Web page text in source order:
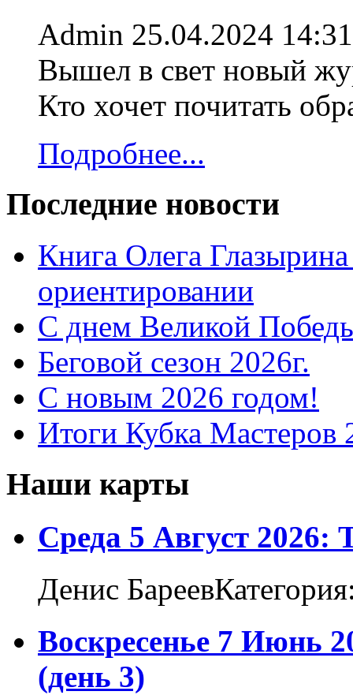
Admin 25.04.2024 14:31
Вышел в свет новый
Кто хочет почитать
Подробнее...
Последние новости
Книга Олега
ориентировании
С днем Великой
Беговой сезон 2026г.
С новым 2026 годом!
Итоги Кубка Мастеров
Наши карты
Среда 5 Август 2026:
Денис
Воскресенье 7 Июнь
(день 3)